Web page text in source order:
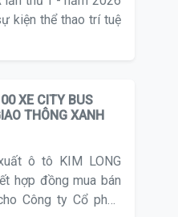
lần thứ I - năm 2026
kiện thể thao trí tuệ
XE CITY BUS
THÔNG XANH
ô tô KIM LONG
hợp đồng mua bán
Công ty Cổ phần